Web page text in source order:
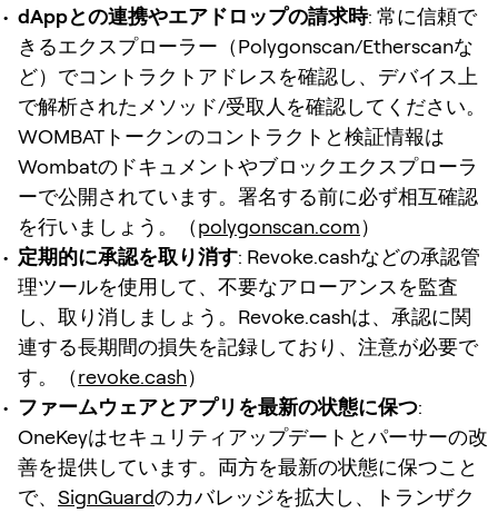
dAppとの連携やエアドロップの請求時: 常に信頼で
きるエクスプローラー（Polygonscan/Etherscanな
ど）でコントラクトアドレスを確認し、デバイス上
で解析されたメソッド/受取人を確認してください。
WOMBATトークンのコントラクトと検証情報は
Wombatのドキュメントやブロックエクスプローラ
ーで公開されています。署名する前に必ず相互確認
を行いましょう。（polygonscan.com）
定期的に承認を取り消す: Revoke.cashなどの承認管
理ツールを使用して、不要なアローアンスを監査
し、取り消しましょう。Revoke.cashは、承認に関
連する長期間の損失を記録しており、注意が必要で
す。（revoke.cash）
ファームウェアとアプリを最新の状態に保つ:
OneKeyはセキュリティアップデートとパーサーの改
善を提供しています。両方を最新の状態に保つこと
で、 SignGuardのカバレッジを拡大し、トランザク